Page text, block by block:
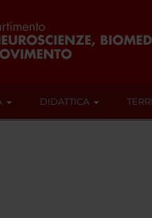
DIDATTICA